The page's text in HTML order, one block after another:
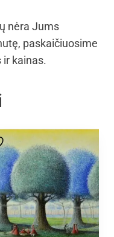
nėra Jums
paskaičiuosime
kainas.